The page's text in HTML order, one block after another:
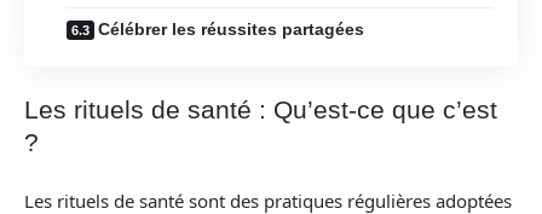
Célébrer les réussites partagées
Les rituels de santé : Qu’est-ce que c’est
?
Les rituels de santé sont des pratiques régulières adoptées